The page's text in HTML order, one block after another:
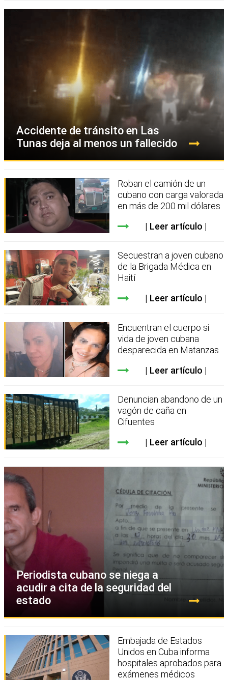
Accidente de tránsito en Las
Tunas deja al menos un fallecido
Roban el camión de un
cubano con carga valorada
en más de 200 mil dólares
Leer artículo
Secuestran a joven cubano
de la Brigada Médica en
Haití
Leer artículo
Encuentran el cuerpo si
vida de joven cubana
desparecida en Matanzas
Leer artículo
Denuncian abandono de un
vagón de caña en
Cifuentes
Leer artículo
Periodista cubano se niega a
acudir a cita de la seguridad del
estado
Embajada de Estados
Unidos en Cuba informa
hospitales aprobados para
exámenes médicos